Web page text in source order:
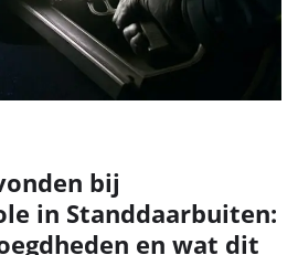
bij
in Standdaarbuiten:
en wat dit